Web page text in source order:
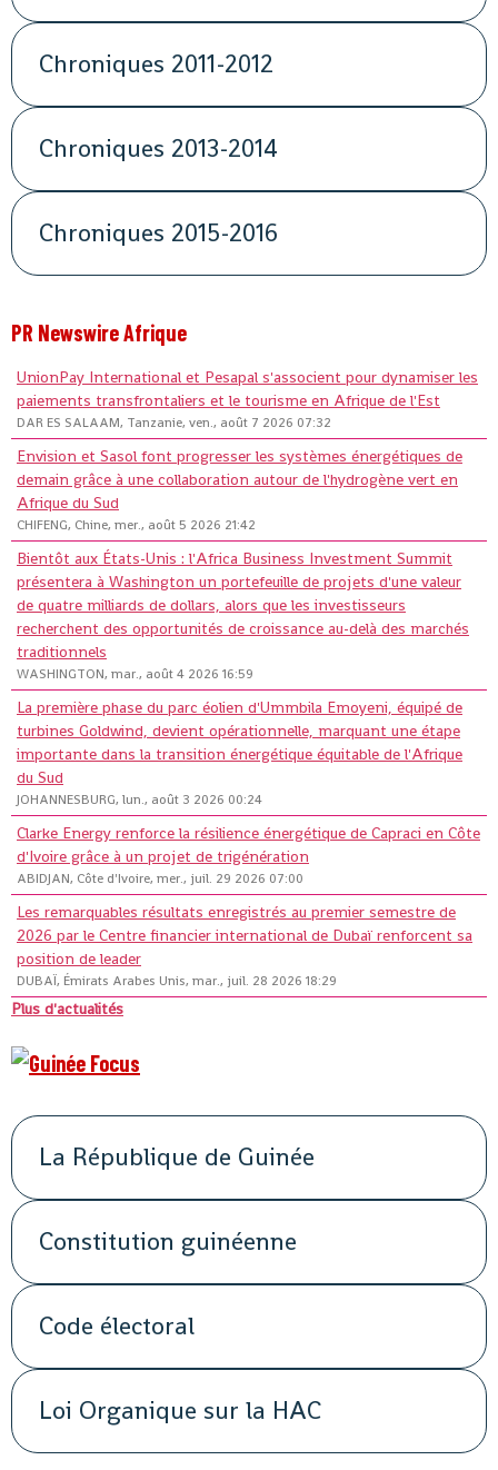
Chroniques 2011-2012
Chroniques 2013-2014
Chroniques 2015-2016
PR Newswire Afrique
UnionPay International et Pesapal s'associent pour dynamiser les
paiements transfrontaliers et le tourisme en Afrique de l'Est
DAR ES SALAAM, Tanzanie, ven., août 7 2026 07:32
Envision et Sasol font progresser les systèmes énergétiques de
demain grâce à une collaboration autour de l'hydrogène vert en
Afrique du Sud
CHIFENG, Chine, mer., août 5 2026 21:42
Bientôt aux États-Unis : l'Africa Business Investment Summit
présentera à Washington un portefeuille de projets d'une valeur
de quatre milliards de dollars, alors que les investisseurs
recherchent des opportunités de croissance au-delà des marchés
traditionnels
WASHINGTON, mar., août 4 2026 16:59
La première phase du parc éolien d'Ummbila Emoyeni, équipé de
turbines Goldwind, devient opérationnelle, marquant une étape
importante dans la transition énergétique équitable de l'Afrique
du Sud
JOHANNESBURG, lun., août 3 2026 00:24
Clarke Energy renforce la résilience énergétique de Capraci en Côte
d'Ivoire grâce à un projet de trigénération
ABIDJAN, Côte d'Ivoire, mer., juil. 29 2026 07:00
Les remarquables résultats enregistrés au premier semestre de
2026 par le Centre financier international de Dubaï renforcent sa
position de leader
DUBAÏ, Émirats Arabes Unis, mar., juil. 28 2026 18:29
Plus d'actualités
La République de Guinée
Constitution guinéenne
Code électoral
Loi Organique sur la HAC